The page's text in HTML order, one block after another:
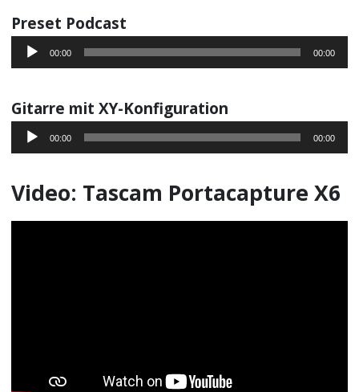
Preset Podcast
Audio-
Player
00:00 00:00
Gitarre mit XY-Konfiguration
Audio-
Player
00:00 00:00
Video: Tascam Portacapture X6